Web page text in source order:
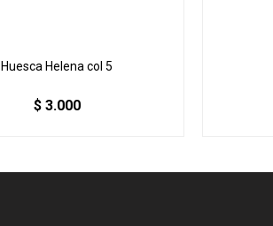
Huesca Helena col 5
$ 3.000